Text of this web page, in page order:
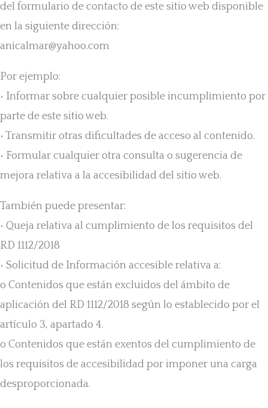
del formulario de contacto de este sitio web disponible
en la siguiente dirección:
anicalmar@yahoo.com
Por ejemplo:
• Informar sobre cualquier posible incumplimiento por
parte de este sitio web.
• Transmitir otras dificultades de acceso al contenido.
• Formular cualquier otra consulta o sugerencia de
mejora relativa a la accesibilidad del sitio web.
También puede presentar:
• Queja relativa al cumplimiento de los requisitos del
RD 1112/2018
• Solicitud de Información accesible relativa a:
o Contenidos que están excluidos del ámbito de
aplicación del RD 1112/2018 según lo establecido por el
artículo 3, apartado 4.
o Contenidos que están exentos del cumplimiento de
los requisitos de accesibilidad por imponer una carga
desproporcionada.